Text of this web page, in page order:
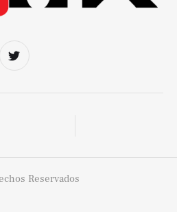
Reservados